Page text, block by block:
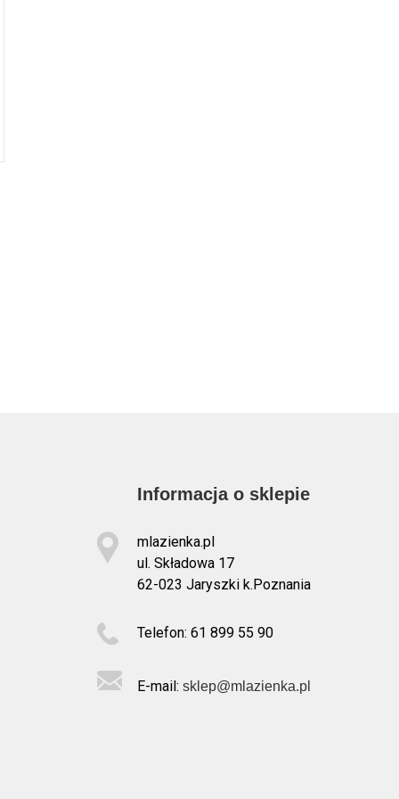
Informacja o sklepie
mlazienka.pl
ul. Składowa 17
62-023 Jaryszki k.Poznania
Telefon: 61 899 55 90
E-mail: sklep@mlazienka.pl